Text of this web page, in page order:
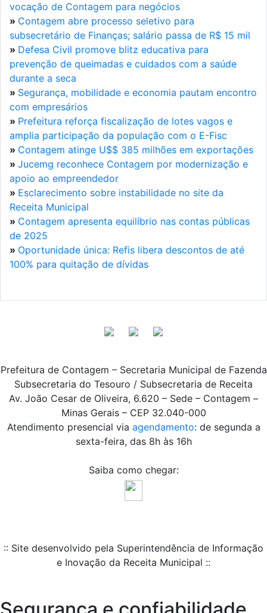
vocação de Contagem para negócios
» Contagem abre processo seletivo para
subsecretário de Finanças; salário passa de R$ 15 mil
» Defesa Civil promove blitz educativa para
prevenção de queimadas e cuidados com a saúde
durante a seca
» Segurança, mobilidade e economia pautam encontro
com empresários
» Prefeitura reforça fiscalização de lotes vagos e
amplia participação da população com o E-Fisc
» Contagem atinge U$$ 385 milhões em exportações
» Jucemg reconhece Contagem por modernização e
apoio ao empreendedor
» Esclarecimento sobre instabilidade no site da
Receita Municipal
» Contagem apresenta equilíbrio nas contas públicas
de 2025
» Oportunidade única: Refis libera descontos de até
100% para quitação de dívidas
Prefeitura de Contagem – Secretaria Municipal de Fazenda
Subsecretaria do Tesouro / Subsecretaria de Receita
Av. João Cesar de Oliveira, 6.620 – Sede – Contagem –
Minas Gerais – CEP 32.040-000
Atendimento presencial via agendamento: de segunda a
sexta-feira, das 8h às 16h
Saiba como chegar:
:: Site desenvolvido pela Superintendência de Informação
e Inovação da Receita Municipal ::